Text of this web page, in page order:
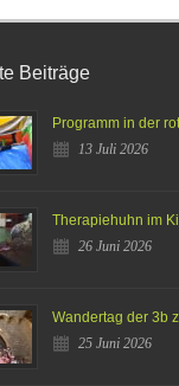
Beiträge
Programm in der
13 Juli 2026
Therapiehuhn im
26 Juni 2026
Wandertag der 3b
25 Juni 2026